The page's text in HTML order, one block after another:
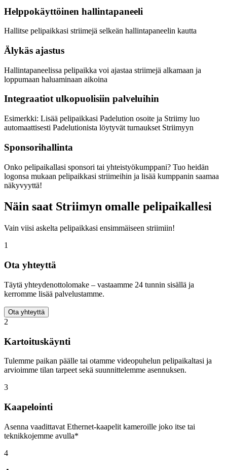
Helppokäyttöinen hallintapaneeli
Hallitse pelipaikkasi striimejä selkeän hallintapaneelin kautta
Älykäs ajastus
Hallintapaneelissa pelipaikka voi ajastaa striimejä alkamaan ja
loppumaan haluaminaan aikoina
Integraatiot ulkopuolisiin palveluihin
Esimerkki: Lisää pelipaikkasi Padelution osoite ja Striimy luo
automaattisesti Padelutionista löytyvät turnaukset Striimyyn
Sponsorihallinta
Onko pelipaikallasi sponsori tai yhteistyökumppani? Tuo heidän
logonsa mukaan pelipaikkasi striimeihin ja lisää kumppanin saamaa
näkyvyyttä!
Näin saat Striimyn omalle pelipaikallesi
Vain viisi askelta pelipaikkasi ensimmäiseen striimiin!
1
Ota yhteyttä
Täytä yhteydenottolomake – vastaamme 24 tunnin sisällä ja
kerromme lisää palvelustamme.
Ota yhteyttä
2
Kartoituskäynti
Tulemme paikan päälle tai otamme videopuhelun pelipaikaltasi ja
arvioimme tilan tarpeet sekä suunnittelemme asennuksen.
3
Kaapelointi
Asenna vaadittavat Ethernet-kaapelit kameroille joko itse tai
teknikkojemme avulla*
4